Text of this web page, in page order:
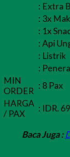
: Extra
: 3x
: 1x
:Api
: Listrik
:
MIN
ORDER
: 8 Pax
HARGA
/ PAX
: IDR.
Baca Juga :